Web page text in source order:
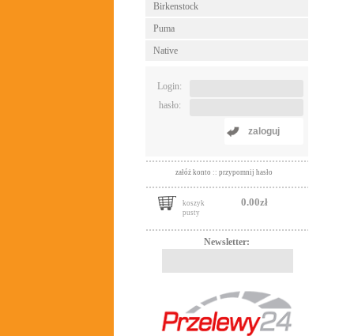
Birkenstock
Puma
Native
Login:
hasło:
zaloguj
załóż konto ::przypomnij hasło
koszyk
pusty
0.00zł
Newsletter: